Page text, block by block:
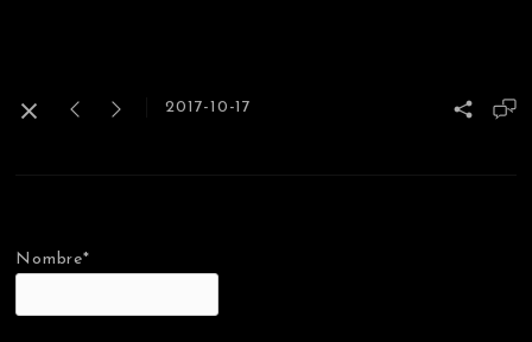
2017-10-17
Nombre*